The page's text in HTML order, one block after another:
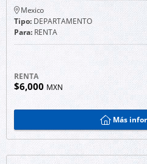
Mexico
Tipo:DEPARTAMENTO
Para:RENTA
RENTA
$6,000MXN
Más